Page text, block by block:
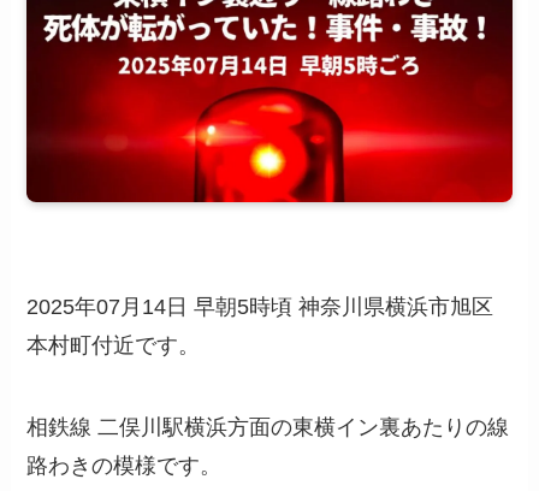
2025年07月14日 早朝5時頃 神奈川県横浜市旭区
本村町付近です。
相鉄線 二俣川駅横浜方面の東横イン裏あたりの線
路わきの模様です。